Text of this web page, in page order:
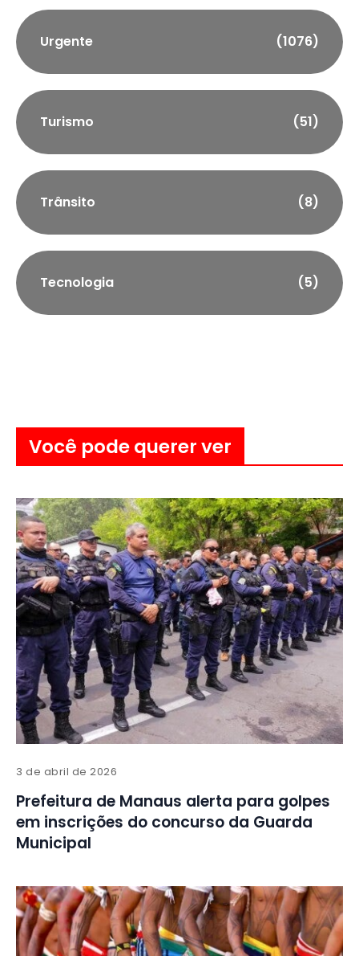
Urgente (1076)
Turismo (51)
Trânsito (8)
Tecnologia (5)
Você pode querer ver
3 de abril de 2026
Prefeitura de Manaus alerta para golpes
em inscrições do concurso da Guarda
Municipal